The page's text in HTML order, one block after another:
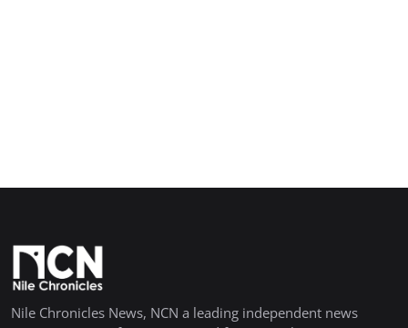
Nile Chronicles News, NCN a leading independent news